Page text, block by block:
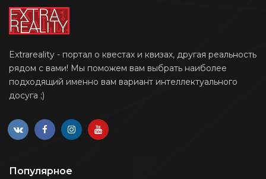
Extrareality - портал о квестах и квизах, другая реальность
рядом с вами! Мы поможем вам выбрать наиболее
подходящий именно вам вариант интеллектуального
досуга ;)
Популярное